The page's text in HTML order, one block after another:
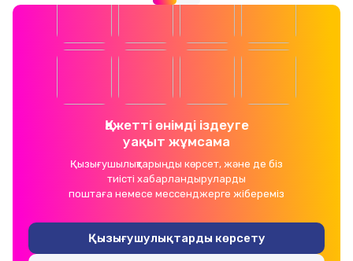
Қажетті өнімді іздеуге
уақыт жұмсама
Қызығушылықтарыңды көрсет, және де біз
тиісті хабарландыруларды
поштаға немесе мессенджерге жібереміз
Қызығушулықтарды көрсету